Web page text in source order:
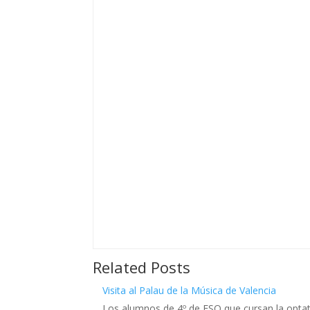
Related Posts
Visita al Palau de la Música de Valencia